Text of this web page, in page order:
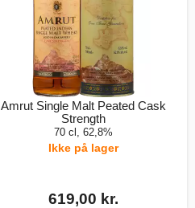
Amrut Single Malt Peated Cask
Strength
70 cl, 62,8%
Ikke på lager
619,00 kr.